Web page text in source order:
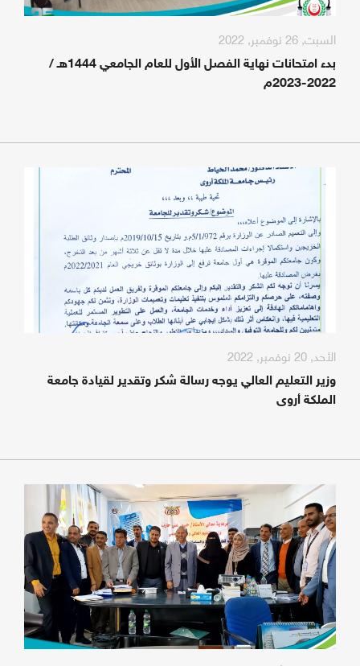
السبت, 26 نوفمبر, 2022
بدء امتحانات نهاية الفصل الأول للعام الجامعي 1444هـ /
2022-2023م
الأحد, 20 نوفمبر, 2022
وزير التعليم العالي يوجه رسالة شكر وتقدير لقيادة جامعة
الملكة أروى